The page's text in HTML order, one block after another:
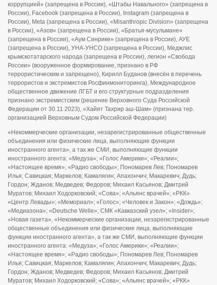
коррупцией» (запрещена в России), «Штабы Навального» (запрещена в
России), Facebook (запрещена в России), Instagram (запрещена в
России), Meta (запрещена в России), «Misanthropic Division» (запрещена
в России), «Азов» (запрещена в России), «Братья-мусульмане»
(запрещена в России), «Аум Синрике» (запрещена в России), АУЕ
(запрещена в России), УНА-УНСО (запрещена в России), Меджлис
крымскотатарского народа (запрещена в России), легион «Свобода
России» (вооруженное формирование, признано в РФ
террористическим и запрещено), Кирилл Буданов (внесён в перечень
террористов и экстремистов Росфинмониторинга), Международное
общественное движение ЛГБТ и его структурные подразделения
признано экстремистским (решение Верховного Суда Российской
Федерации от 30.11.2023), «Хайят Тахрир аш-Шам» (признана тер.
организацией Верховным Судом Российской Федерации)
«Некоммерческие организации, незарегистрированные общественные
объединения или физические лица, выполняющие функции
иностранного агента», а так же СМИ, выполняющие функции
иностранного агента: «Медуза»; «Голос Америки»; «Реалии»;
«Настоящее время»; «Радио свободы»; Пономарев Лев; Пономарев
Илья; Савицкая; Маркелов; Камалягин; Апахончич; Макаревич; Дудь;
Гордон; Жданов; Медведев; Федоров; Михаил Касьянов; Дмитрий
Муратов; Михаил Ходорковский; «Сова»; «Альянс врачей»; «РКК»
«Центр Левады»; «Мемориал»; «Голос»; «Человек и Закон»; «Дождь»;
«Медиазона»; «Deutsche Welle»; СМК «Кавказский узел»; «Insider»;
«Новая газета», «Некоммерческие организации, незарегистрированные
общественные объединения или физические лица, выполняющие
функции иностранного агента», а так же СМИ, выполняющие функции
иностранного агента: «Медуза»; «Голос Америки»; «Реалии»;
«Настоящее время»; «Радио свободы»; Пономарев Лев; Пономарев
Илья; Савицкая; Маркелов; Камалягин; Апахончич; Макаревич; Дудь;
Гордон; Жданов; Медведев; Федоров; Михаил Касьянов; Дмитрий
Муратов; Михаил Ходорковский; «Сова»; «Альянс врачей»; «РКК»